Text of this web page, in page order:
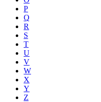
P
Q
R
S
T
U
V
W
X
Y
Z